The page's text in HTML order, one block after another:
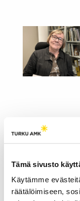
Tämä sivusto
Käytämme
räätälöimiseen,